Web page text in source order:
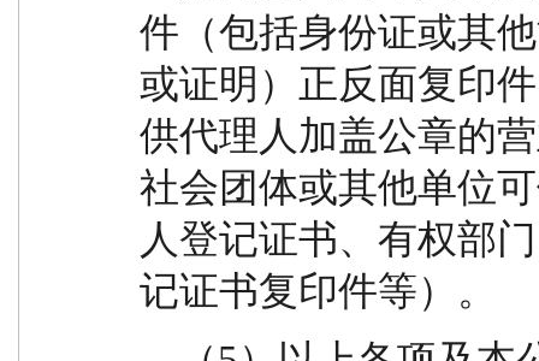
件（包括身份证或其
或证明）正反面复印
供代理人加盖公章的
社会团体或其他单位
人登记证书、有权部
记证书复印件等）。